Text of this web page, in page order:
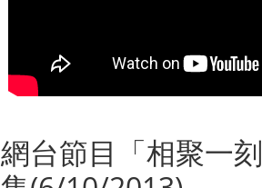
網台節目「相聚一